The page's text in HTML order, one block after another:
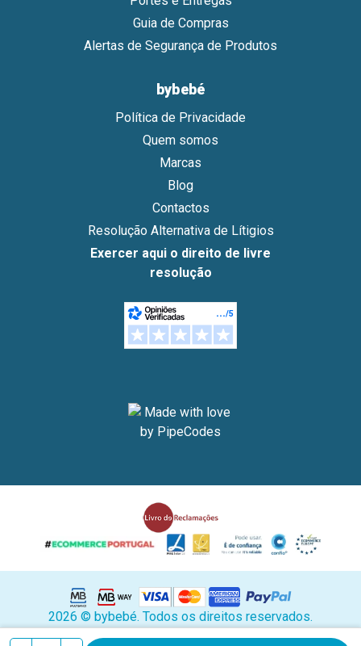
Guia de Compras
Alertas de Segurança de Produtos
bybebé
Política de Privacidade
Quem somos
Marcas
Blog
Contactos
Resolução Alternativa de Lítigios
Exercer aqui o direito de livre
resolução
2026 © bybebé. Todos os direitos reservados.